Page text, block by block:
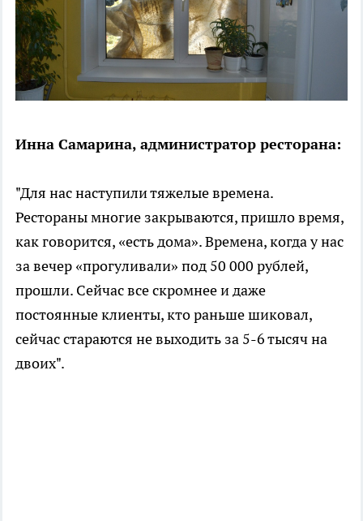
Инна Самарина, администратор ресторана:
"Для нас наступили тяжелые времена.
Рестораны многие закрываются, пришло время,
как говорится, «есть дома». Времена, когда у нас
за вечер «прогуливали» под 50 000 рублей,
прошли. Сейчас все скромнее и даже
постоянные клиенты, кто раньше шиковал,
сейчас стараются не выходить за 5-6 тысяч на
двоих".